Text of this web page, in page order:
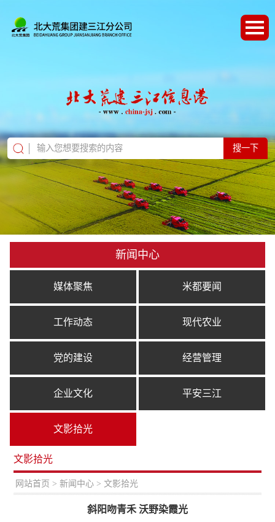
搜一下
新闻中心
媒体聚焦 米都要闻
工作动态 现代农业
党的建设 经营管理
企业文化 平安三江
文影拾光
文影拾光
网站首页 > 新闻中心 > 文影拾光
斜阳吻青禾 沃野染霞光